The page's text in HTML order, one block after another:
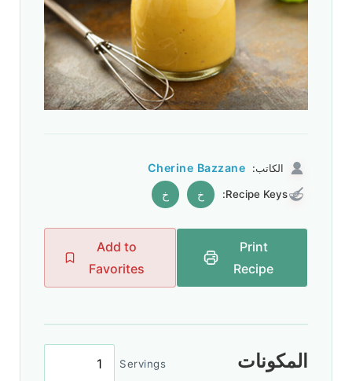
الكاتب: Cherine Bazzane
Recipe Keys: خ خ
Print
Recipe
Add to
Favorites
المكونات Servings